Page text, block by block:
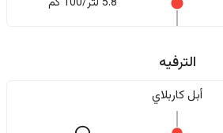
الترفيه
أبل كاربلاي